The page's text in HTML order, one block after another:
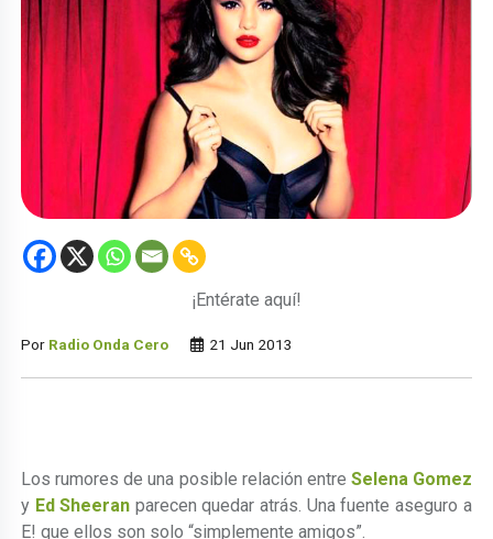
¡Entérate aquí!
Por Radio Onda Cero 21 Jun 2013
Los rumores de una posible relación entre Selena Gomez
y Ed Sheeranparecen quedar atrás. Una fuente aseguro a
E! que ellos son solo “simplemente amigos”.